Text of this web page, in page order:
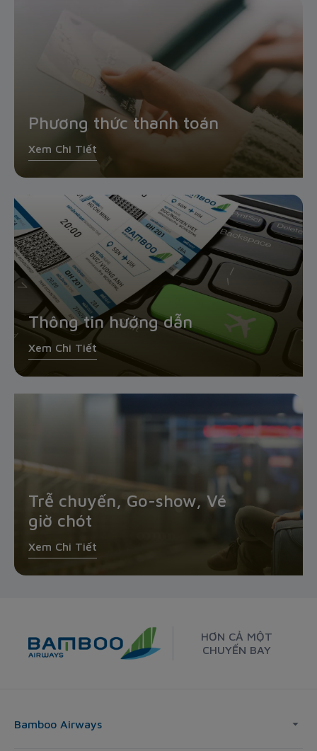
Phương thức thanh toán
Xem Chi Tiết
Thông tin hướng dẫn
Xem Chi Tiết
Trễ chuyến, Go-show, Vé
giờ chót
Xem Chi Tiết
HƠN CẢ MỘT
CHUYẾN BAY
Bamboo Airways